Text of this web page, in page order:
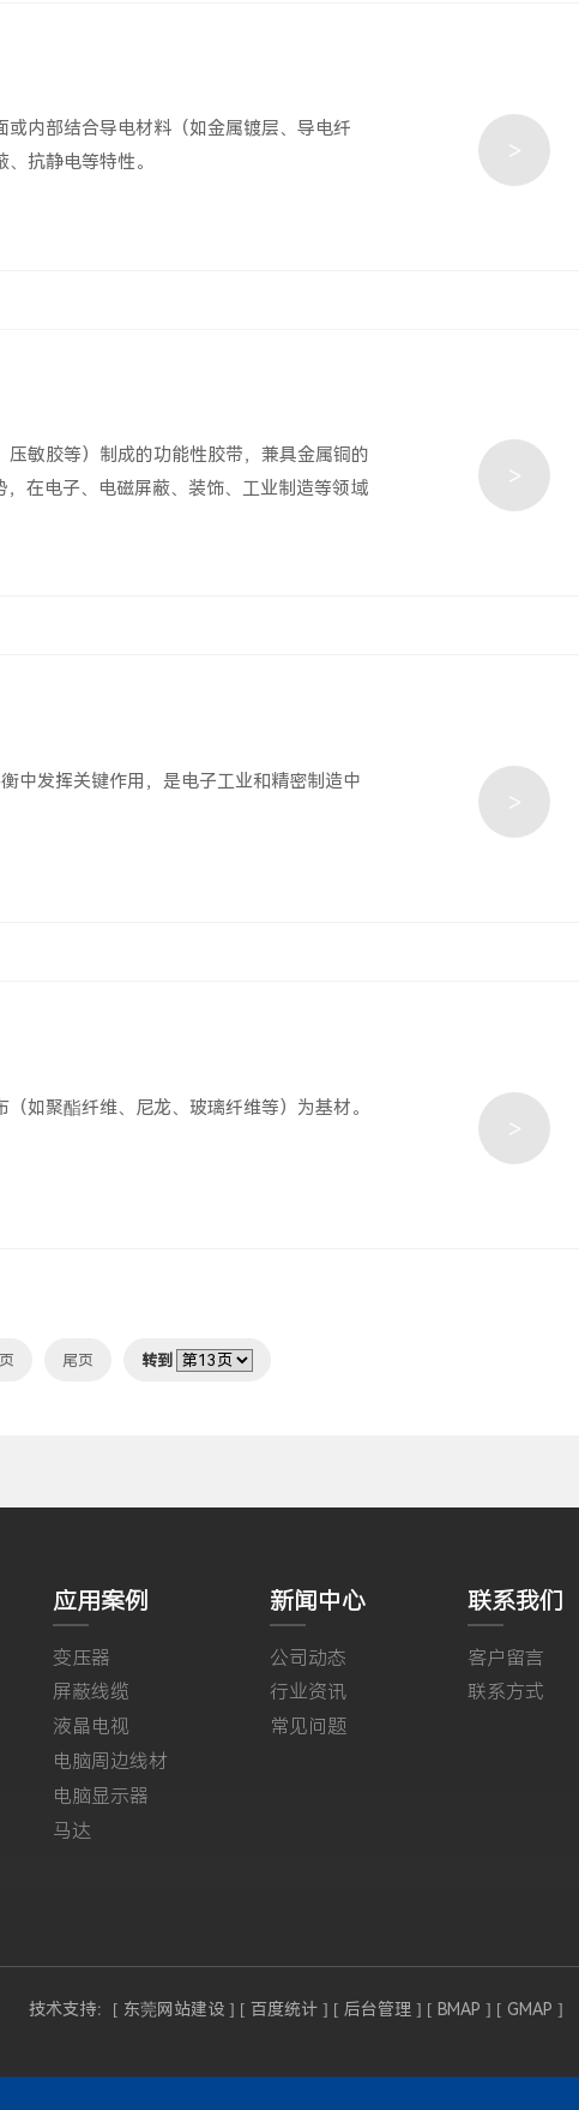
内部结合导电材料（如金属镀层、导电纤
抗静电等特性。
>
敏胶等）制成的功能性胶带，兼具金属铜的
在电子、电磁屏蔽、装饰、工业制造等领域
>
中发挥关键作用，是电子工业和精密制造中
>
如聚酯纤维、尼龙、玻璃纤维等）为基材。
>
尾页 转到
应用案例
变压器
屏蔽线缆
液晶电视
电脑周边线材
电脑显示器
马达
新闻中心
公司动态
行业资讯
常见问题
联系我们
客户留言
联系方式
技术支持： [ 东莞网站建设 ] [ 百度统计 ] [ 后台管理 ] [ BMAP ] [ GMAP ]